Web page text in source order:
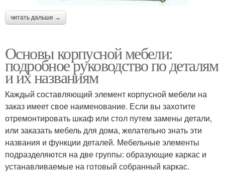
читать дальше →
Основы корпусной мебели:
подробное руководство по деталям
и их названиям
Каждый составляющий элемент корпусной мебели на
заказ имеет свое наименование. Если вы захотите
отремонтировать шкаф или стол путем замены детали,
или заказать мебель для дома, желательно знать эти
названия и функции деталей. Мебельные элементы
подразделяются на две группы: образующие каркас и
устанавливаемые на готовый собранный каркас.